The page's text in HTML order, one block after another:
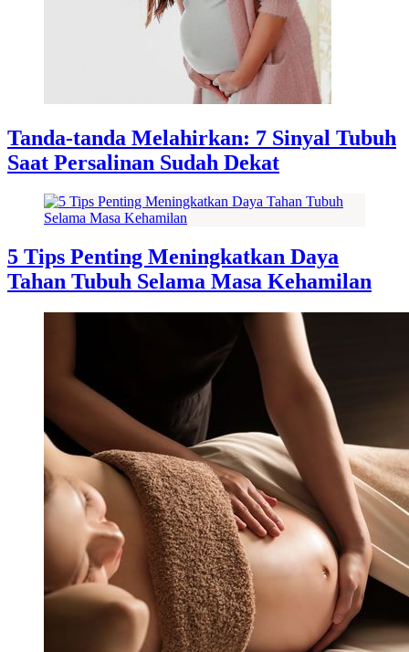
Tanda-tanda Melahirkan: 7 Sinyal Tubuh
Saat Persalinan Sudah Dekat
5 Tips Penting Meningkatkan Daya
Tahan Tubuh Selama Masa Kehamilan